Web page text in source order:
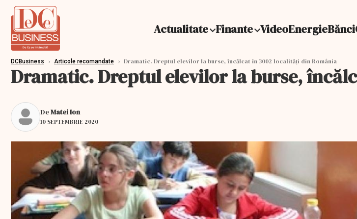
Actualitate Finante VideoEnergieBănci
DCBusiness › Articole recomandate › Dramatic. Dreptul elevilor la burse, încălcat în 3002 localități din România
Dramatic. Dreptul elevilor la burse,
DeMatei Ion
10 SEPTEMBRIE 2020